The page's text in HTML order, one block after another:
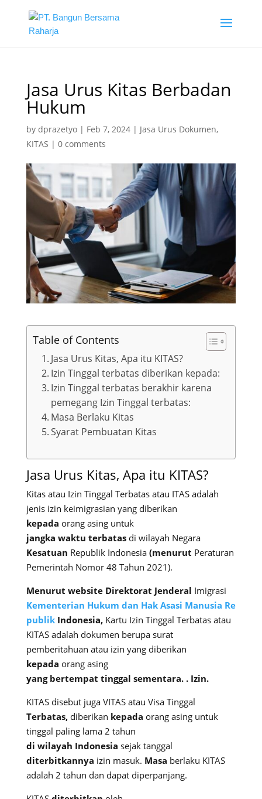
Jasa Urus Kitas Berbadan
Hukum
by dprazetyo| Feb 7, 2024| Jasa Urus Dokumen,
KITAS | 0 comments
Table of Contents
Jasa Urus Kitas, Apa itu KITAS?
Izin Tinggal terbatas diberikan kepada:
Izin Tinggal terbatas berakhir karena
pemegang Izin Tinggal terbatas:
Masa Berlaku Kitas
Syarat Pembuatan Kitas
Jasa Urus Kitas, Apa itu KITAS?
Kitas atau Izin Tinggal Terbatas atau ITAS adalah
jenis izin keimigrasian yang diberikan
kepada orang asing untuk
jangka waktu terbatasdi wilayah Negara
Kesatuan Republik Indonesia (menurut Peraturan
Pemerintah Nomor 48 Tahun 2021).
Menurut website Direktorat Jenderal Imigrasi
Kementerian Hukum dan Hak Asasi Manusia Re
publik Indonesia,Kartu Izin Tinggal Terbatas atau
KITAS adalah dokumen berupa surat
pemberitahuan atau izin yang diberikan
kepada orang asing
yang bertempat tinggal sementara. . Izin.
KITAS disebut juga VITAS atau Visa Tinggal
Terbatas,diberikan kepada orang asing untuk
tinggal paling lama 2 tahun
di wilayah Indonesia sejak tanggal
diterbitkannya izin masuk. Masa berlaku KITAS
adalah 2 tahun dan dapat diperpanjang.